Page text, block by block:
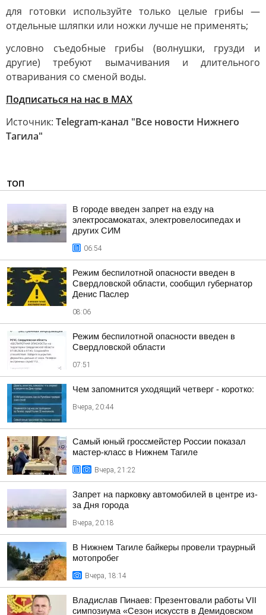
для готовки используйте только целые грибы —
отдельные шляпки или ножки лучше не применять;
условно съедобные грибы (волнушки, грузди и
другие) требуют вымачивания и длительного
отваривания со сменой воды.
Подписаться на нас в MAX
Источник: Telegram-канал "Все новости Нижнего
Тагила"
ТОП
В городе введен запрет на езду на
электросамокатах, электровелосипедах и
других СИМ
06:54
Режим беспилотной опасности введен в
Свердловской области, сообщил губернатор
Денис Паслер
08:06
Режим беспилотной опасности введен в
Свердловской области
07:51
Чем запомнится уходящий четверг - коротко:
Вчера, 20:44
Самый юный гроссмейстер России показал
мастер-класс в Нижнем Тагиле
Вчера, 21:22
Запрет на парковку автомобилей в центре из-
за Дня города
Вчера, 20:18
В Нижнем Тагиле байкеры провели траурный
мотопробег
Вчера, 18:14
Владислав Пинаев: Презентовали работы VII
симпозиума «Сезон искусств в Демидовском